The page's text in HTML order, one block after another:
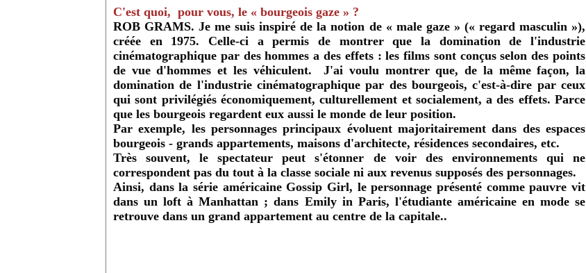
C'est quoi, pour vous, le « bourgeois gaze » ?
ROB GRAMS. Je me suis inspiré de la notion de « male gaze » (« regard masculin »),
créée en 1975. Celle-ci a permis de montrer que la domination de l'industrie
cinématographique par des hommes a des effets : les films sont conçus selon des points
de vue d'hommes et les véhiculent. J'ai voulu montrer que, de la même façon, la
domination de l'industrie cinématographique par des bourgeois, c'est-à-dire par ceux
qui sont privilégiés économiquement, culturellement et socialement, a des effets. Parce
que les bourgeois regardent eux aussi le monde de leur position.
Par exemple, les personnages principaux évoluent majoritairement dans des espaces
bourgeois - grands appartements, maisons d'architecte, résidences secondaires, etc.
Très souvent, le spectateur peut s'étonner de voir des environnements qui ne
correspondent pas du tout à la classe sociale ni aux revenus supposés des personnages.
Ainsi, dans la série américaine Gossip Girl, le personnage présenté comme pauvre vit
dans un loft à Manhattan ; dans Emily in Paris, l'étudiante américaine en mode se
retrouve dans un grand appartement au centre de la capitale..